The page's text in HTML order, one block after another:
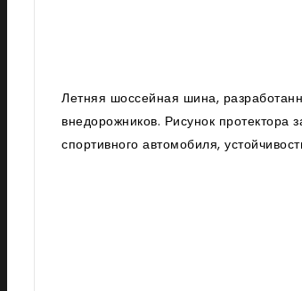
Летняя шоссейная шина,
внедорожников. Рисунок
спортивного автомобиля,